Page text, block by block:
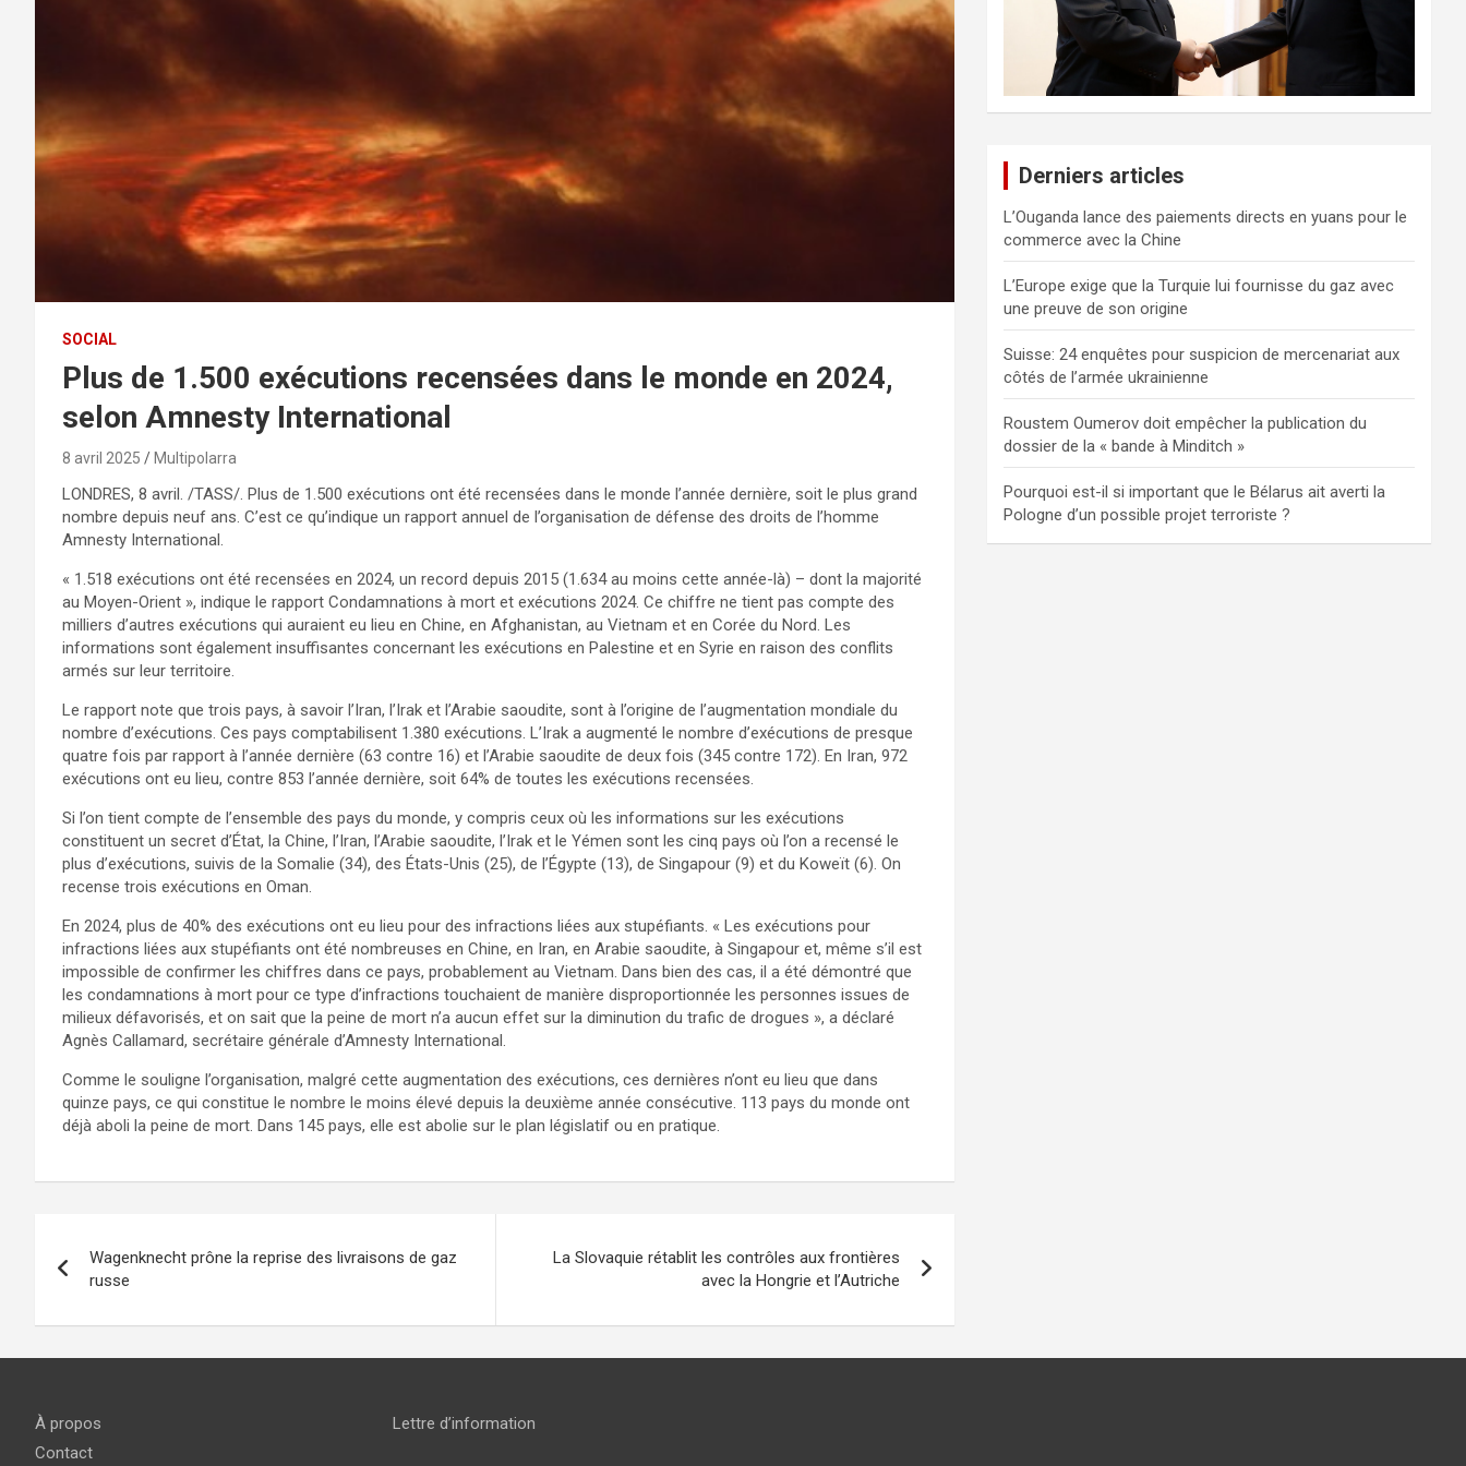
SOCIAL
Plus de 1.500 exécutions recensées dans le monde en 2024,
selon Amnesty International
8 avril 2025 Multipolarra
LONDRES, 8 avril. /TASS/. Plus de 1.500 exécutions ont été recensées dans le monde l’année dernière, soit le plus grand
nombre depuis neuf ans. C’est ce qu’indique un rapport annuel de l’organisation de défense des droits de l’homme
Amnesty International.
« 1.518 exécutions ont été recensées en 2024, un record depuis 2015 (1.634 au moins cette année-là) – dont la majorité
au Moyen-Orient », indique le rapport Condamnations à mort et exécutions 2024. Ce chiffre ne tient pas compte des
milliers d’autres exécutions qui auraient eu lieu en Chine, en Afghanistan, au Vietnam et en Corée du Nord. Les
informations sont également insuffisantes concernant les exécutions en Palestine et en Syrie en raison des conflits
armés sur leur territoire.
Le rapport note que trois pays, à savoir l’Iran, l’Irak et l’Arabie saoudite, sont à l’origine de l’augmentation mondiale du
nombre d’exécutions. Ces pays comptabilisent 1.380 exécutions. L’Irak a augmenté le nombre d’exécutions de presque
quatre fois par rapport à l’année dernière (63 contre 16) et l’Arabie saoudite de deux fois (345 contre 172). En Iran, 972
exécutions ont eu lieu, contre 853 l’année dernière, soit 64% de toutes les exécutions recensées.
Si l’on tient compte de l’ensemble des pays du monde, y compris ceux où les informations sur les exécutions
constituent un secret d’État, la Chine, l’Iran, l’Arabie saoudite, l’Irak et le Yémen sont les cinq pays où l’on a recensé le
plus d’exécutions, suivis de la Somalie (34), des États-Unis (25), de l’Égypte (13), de Singapour (9) et du Koweït (6). On
recense trois exécutions en Oman.
En 2024, plus de 40% des exécutions ont eu lieu pour des infractions liées aux stupéfiants. « Les exécutions pour
infractions liées aux stupéfiants ont été nombreuses en Chine, en Iran, en Arabie saoudite, à Singapour et, même s’il est
impossible de confirmer les chiffres dans ce pays, probablement au Vietnam. Dans bien des cas, il a été démontré que
les condamnations à mort pour ce type d’infractions touchaient de manière disproportionnée les personnes issues de
milieux défavorisés, et on sait que la peine de mort n’a aucun effet sur la diminution du trafic de drogues », a déclaré
Agnès Callamard, secrétaire générale d’Amnesty International.
Comme le souligne l’organisation, malgré cette augmentation des exécutions, ces dernières n’ont eu lieu que dans
quinze pays, ce qui constitue le nombre le moins élevé depuis la deuxième année consécutive. 113 pays du monde ont
déjà aboli la peine de mort. Dans 145 pays, elle est abolie sur le plan législatif ou en pratique.
de
l’article
Wagenknecht prône la reprise des livraisons de gaz
russe
La Slovaquie rétablit les contrôles aux frontières
avec la Hongrie et l’Autriche
Derniers articles
L’Ouganda lance des paiements directs en yuans pour le
commerce avec la Chine
L’Europe exige que la Turquie lui fournisse du gaz avec
une preuve de son origine
Suisse: 24 enquêtes pour suspicion de mercenariat aux
côtés de l’armée ukrainienne
Roustem Oumerov doit empêcher la publication du
dossier de la « bande à Minditch »
Pourquoi est-il si important que le Bélarus ait averti la
Pologne d’un possible projet terroriste ?
À propos
Contact
Lettre d’information